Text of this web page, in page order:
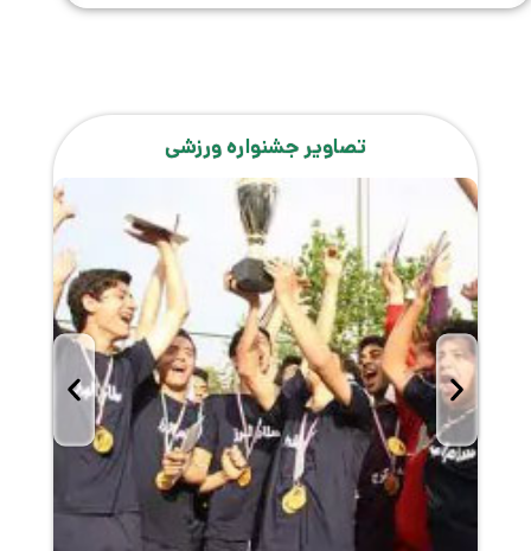
تصاویر جشنواره ورزشی